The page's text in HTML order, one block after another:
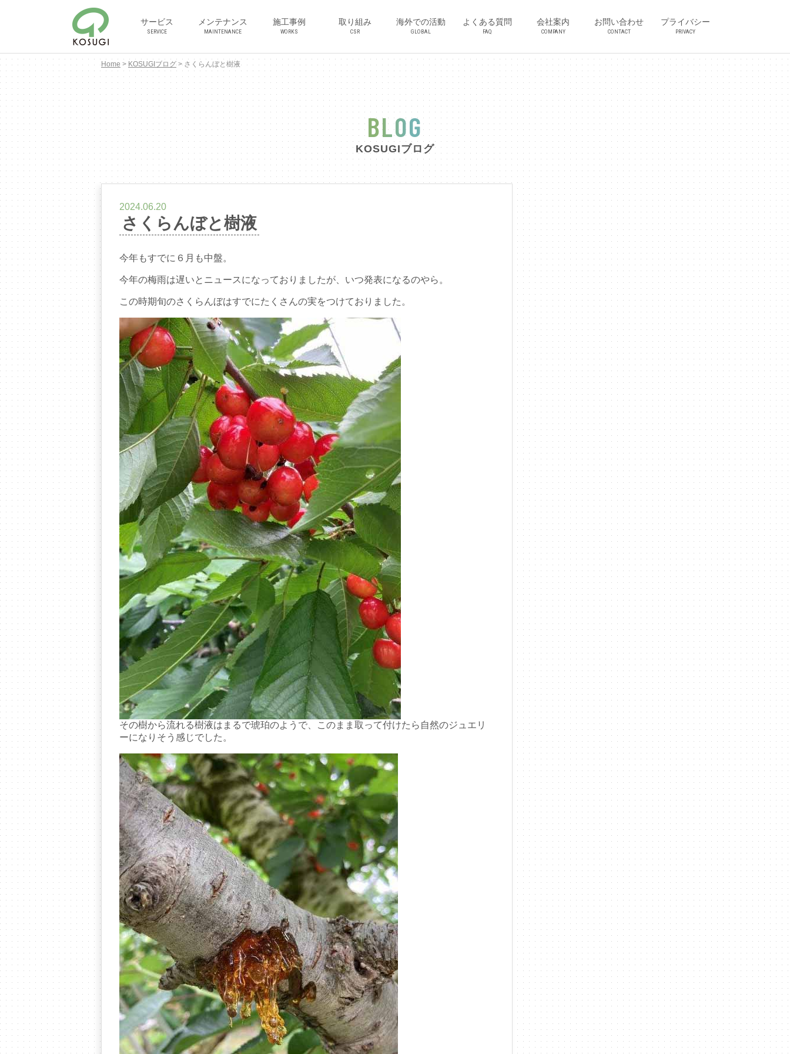
サービス
SERVICE
メンテナンス
MAINTENANCE
施工事例
WORKS
取り組み
CSR
海外での活動
GLOBAL
よくある質問
FAQ
会社案内
COMPANY
お問い合わせ
CONTACT
プライバシー
PRIVACY
Home > KOSUGIブログ> さくらんぼと樹液
BLOG
KOSUGIブログ
2024.06.20
さくらんぼと樹液
今年もすでに６月も中盤。
今年の梅雨は遅いとニュースになっておりましたが、いつ発表になるのやら。
この時期旬のさくらんぼはすでにたくさんの実をつけておりました。
その樹から流れる樹液はまるで琥珀のようで、このまま取って付けたら自然のジュエリ
ーになりそう感じでした。